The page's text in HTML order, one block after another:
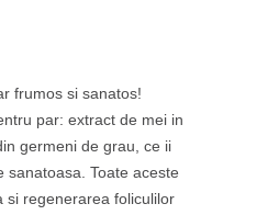
frumos si sanatos!
par: extract de mei in
germeni de grau, ce ii
Toate aceste
si regenerarea foliculilor